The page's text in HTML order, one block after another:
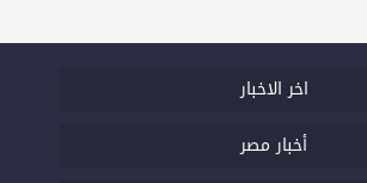
اخر الاخبار
أخبار مصر